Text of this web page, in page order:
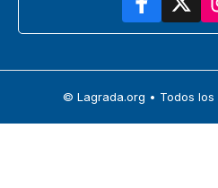
© Lagrada.org • Todos